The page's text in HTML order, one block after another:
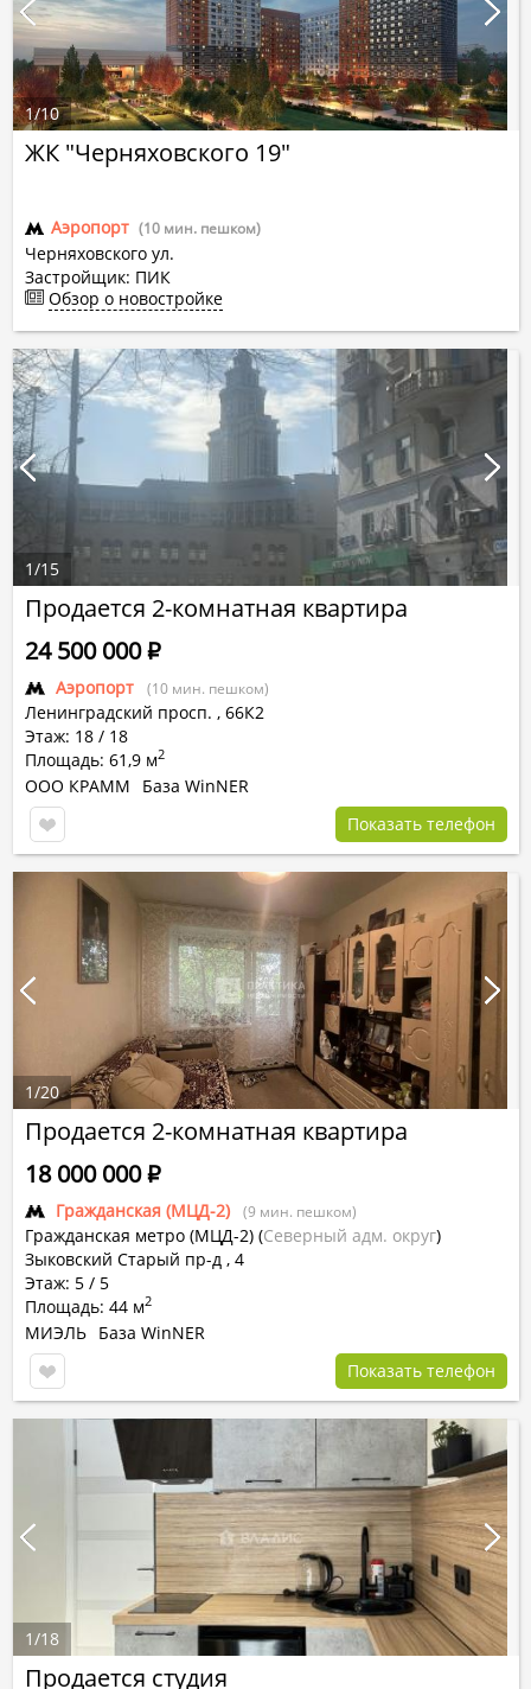
ЖК "Черняховского 19"
Аэропорт (10 мин. пешком)
Черняховского ул.
Застройщик: ПИК
Обзор о новостройке
1/10
Продается 2-комнатная квартира
Аэропорт (10 мин. пешком)
Ленинградский просп. , 66К2
Этаж: 18 / 18
Площадь: 61,9 м2
24 500 000Р
ООО КРАММ
База WinNER
Показать телефон
1/15
Продается 2-комнатная квартира
Гражданская (МЦД-2) (9 мин. пешком)
Гражданская метро (МЦД-2) (Северный адм. округ)
Зыковский Старый пр-д , 4
Этаж: 5 / 5
Площадь: 44 м2
18 000 000Р
МИЭЛЬ База WinNER
Показать телефон
1/20
Продается студия
1/18